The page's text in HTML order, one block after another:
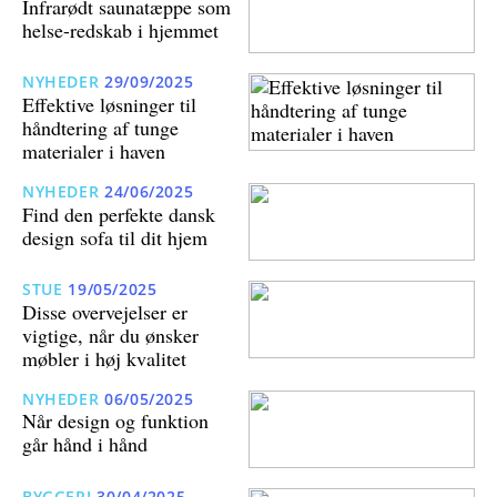
Infrarødt saunatæppe som
helse-redskab i hjemmet
NYHEDER 29/09/2025
Effektive løsninger til
håndtering af tunge
materialer i haven
NYHEDER 24/06/2025
Find den perfekte dansk
design sofa til dit hjem
STUE 19/05/2025
Disse overvejelser er
vigtige, når du ønsker
møbler i høj kvalitet
NYHEDER 06/05/2025
Når design og funktion
går hånd i hånd